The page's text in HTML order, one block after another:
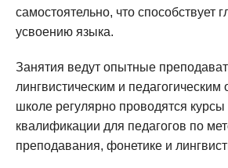
самостоятельно, что способствует
усвоению языка.
Занятия ведут опытные
лингвистическим и
школе регулярно проводятся
квалификации для педагогов по
преподавания, фонетике и